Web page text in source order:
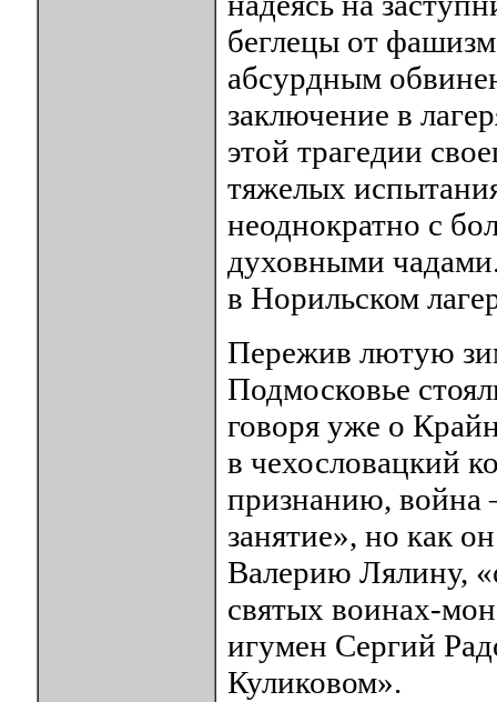
беглецы от
абсурдным
заключение в
этой трагедии
тяжелых
неоднократно с
духовными
в Норильском
Пережив лютую
Подмосковье
говоря уже о
в чехословацкий
признанию, война
занятие», но как
Валерию Лялину,
святых воинах-
игумен Сергий
Куликовом».